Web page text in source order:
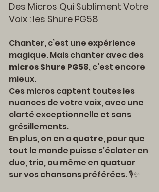
Des Micros Qui Subliment Votre
Voix : les Shure PG58
Chanter, c’est une expérience
magique. Mais chanter avec des
micros Shure PG58, c’est encore
mieux.
Ces micros captent toutes les
nuances de votre voix, avec une
clarté exceptionnelle et sans
grésillements.
En plus, on en a quatre, pour que
tout le monde puisse s’éclater en
duo, trio, ou même en quatuor
sur vos chansons préférées. 🎙️✨